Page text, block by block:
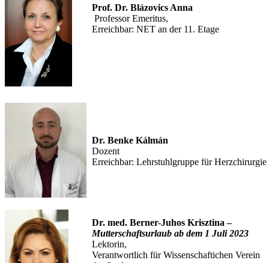
Prof. Dr. Blázovics Anna
Professor Emeritus,
Erreichbar: NET an der 11. Etage
Dr. Benke Kálmán
Dozent
Erreichbar: Lehrstuhlgruppe für Herzchirurgie
Dr. med. Berner-Juhos Krisztina –
Mutterschaftsurlaub ab dem 1 Juli 2023
Lektorin,
Verantwortlich für Wissenschaftichen Verein